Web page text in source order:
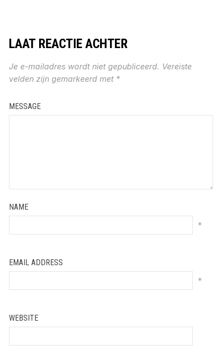
LAAT REACTIE ACHTER
Je e-mailadres wordt niet gepubliceerd. Vereiste
velden zijn gemarkeerd met *
MESSAGE
NAME
*
EMAIL ADDRESS
*
WEBSITE